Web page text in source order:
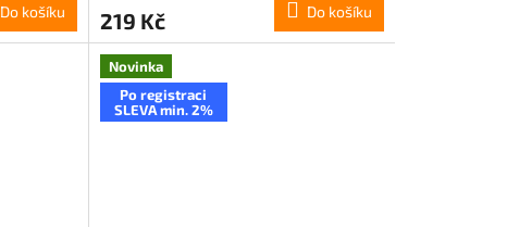
Do košíku 219 Kč Do košíku
Novinka
Po registraci
SLEVA min. 2%